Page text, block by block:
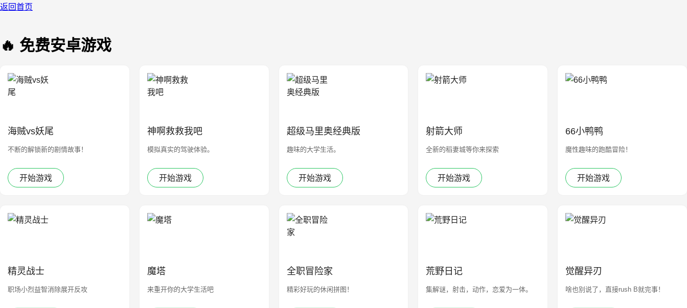
返回首页
🔥 免费安卓游戏
海贼vs妖尾
不断的解锁新的剧情故事！
开始游戏
神啊救救我吧
模拟真实的驾驶体验。
开始游戏
超级马里奥经典版
趣味的大学生活。
开始游戏
射箭大师
全新的稻妻城等你来探索
开始游戏
66小鸭鸭
魔性趣味的跑酷冒险！
开始游戏
精灵战士
职场小烈益智消除展开反攻
魔塔
来重开你的大学生活吧
全职冒险家
精彩好玩的休闲拼图！
荒野日记
集解谜，射击，动作，恋爱为一体。
觉醒异刃
啥也别说了，直接rush B就完事！